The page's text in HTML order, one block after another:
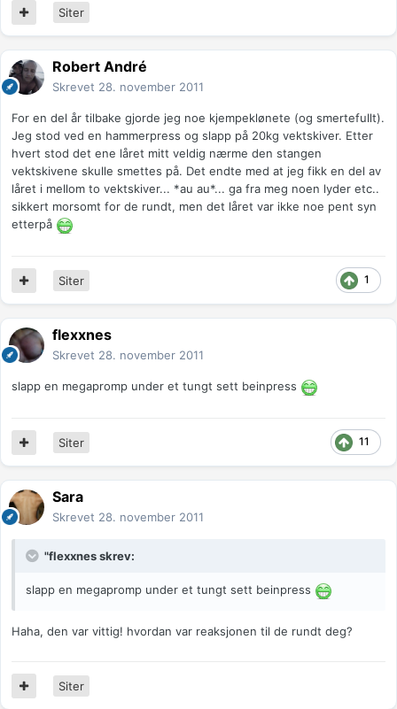
Siter
Robert André
Skrevet 28. november 2011
For en del år tilbake gjorde jeg noe kjempeklønete (og smertefullt).
Jeg stod ved en hammerpress og slapp på 20kg vektskiver. Etter
hvert stod det ene låret mitt veldig nærme den stangen
vektskivene skulle smettes på. Det endte med at jeg fikk en del av
låret i mellom to vektskiver... *au au*... ga fra meg noen lyder etc..
sikkert morsomt for de rundt, men det låret var ikke noe pent syn
etterpå
1
Siter
flexxnes
Skrevet 28. november 2011
slapp en megapromp under et tungt sett beinpress
11
Siter
Sara
Skrevet 28. november 2011
"flexxnes skrev:
slapp en megapromp under et tungt sett beinpress
Haha, den var vittig! hvordan var reaksjonen til de rundt deg?
Siter